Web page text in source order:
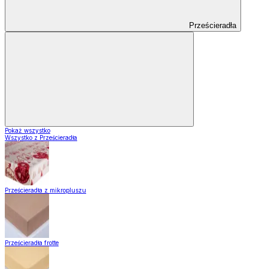
Prześcieradła
Pokaż wszystko
Wszystko z Prześcieradła
Prześcieradła z mikropluszu
Prześcieradła frotte